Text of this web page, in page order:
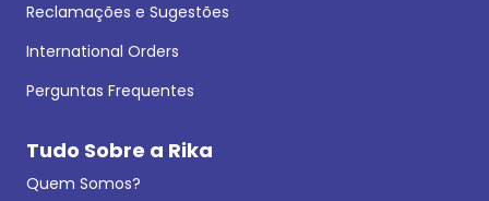
Reclamações e Sugestões
International Orders
Perguntas Frequentes
Tudo Sobre a Rika
Quem Somos?